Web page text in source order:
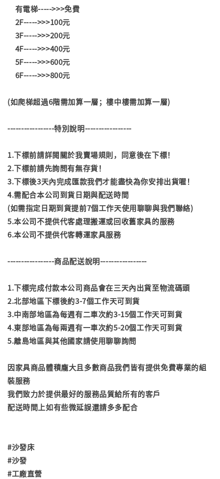
有電梯----->>>免費
2F----->>>100元
3F----->>>200元
4F----->>>400元
5F----->>>600元
6F----->>>800元
(如爬梯超過6階需加算一層；樓中樓需加算一層)
-----------------特別說明-----------------
1.下標前請詳閱關於我賣場規則，同意後在下標！
2.下標前請先詢問有無存貨！
3.下標後3天內完成匯款我們才能盡快為你安排出貨喔！
4.需配合本公司到貨日期與配送時間
(如需指定日期到貨提前7個工作天使用聊聊與我們聯絡)
5.本公司不提供代客處理搬運或回收舊家具的服務
6.本公司不提供代客轉運家具服務
-----------------商品配送說明-----------------
1.下標完成付款本公司商品會在三天內出貨至物流碼頭
2.北部地區下標後約3-7個工作天可到貨
3.中南部地區為每週有二車次約3-15個工作天可到貨
4.東部地區為每兩週有一車次約5-20個工作天可到貨
5.離島地區與其他國家請使用聊聊詢問
因家具商品體積龐大且多數商品我們皆有提供免費專業的組
裝服務
我們致力於提供最好的服務品質給所有的客戶
配送時間上如有些微延誤還請多多配合
#沙發床
#沙發
#工廠直營